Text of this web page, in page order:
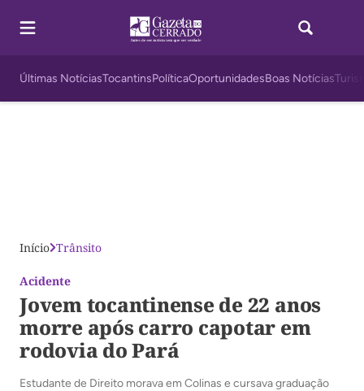
Últimas NotíciasTocantinsPolíticaOportunidadesBoas Notícias
Início Trânsito
Acidente
Jovem tocantinense de 22 anos
morre após carro capotar em
rodovia do Pará
Estudante de Direito morava em Colinas e cursava graduação